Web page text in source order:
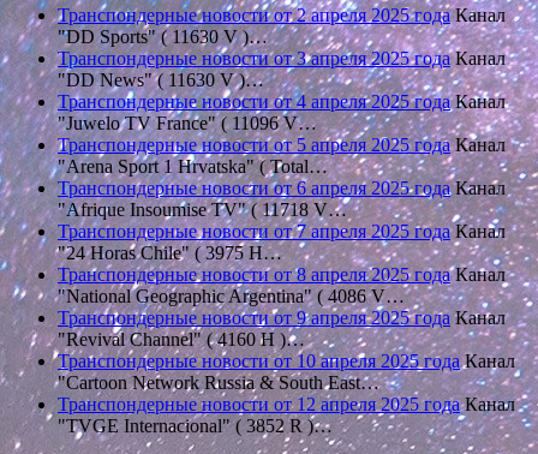
Транспондерные новости от 2 апреля 2025 годаКанал
"DD Sports" ( 11630 V )…
Транспондерные новости от 3 апреля 2025 годаКанал
"DD News" ( 11630 V )…
Транспондерные новости от 4 апреля 2025 годаКанал
"Juwelo TV France" ( 11096 V…
Транспондерные новости от 5 апреля 2025 годаКанал
"Arena Sport 1 Hrvatska" ( Total…
Транспондерные новости от 6 апреля 2025 годаКанал
"Afrique Insoumise TV" ( 11718 V…
Транспондерные новости от 7 апреля 2025 годаКанал
"24 Horas Chile" ( 3975 H…
Транспондерные новости от 8 апреля 2025 годаКанал
"National Geographic Argentina" ( 4086 V…
Транспондерные новости от 9 апреля 2025 года Канал
"Revival Channel" ( 4160 Н )…
Транспондерные новости от 10 апреля 2025 годаКанал
"Cartoon Network Russia & South East…
Транспондерные новости от 12 апреля 2025 годаКанал
"TVGE Internacional" ( 3852 R )…